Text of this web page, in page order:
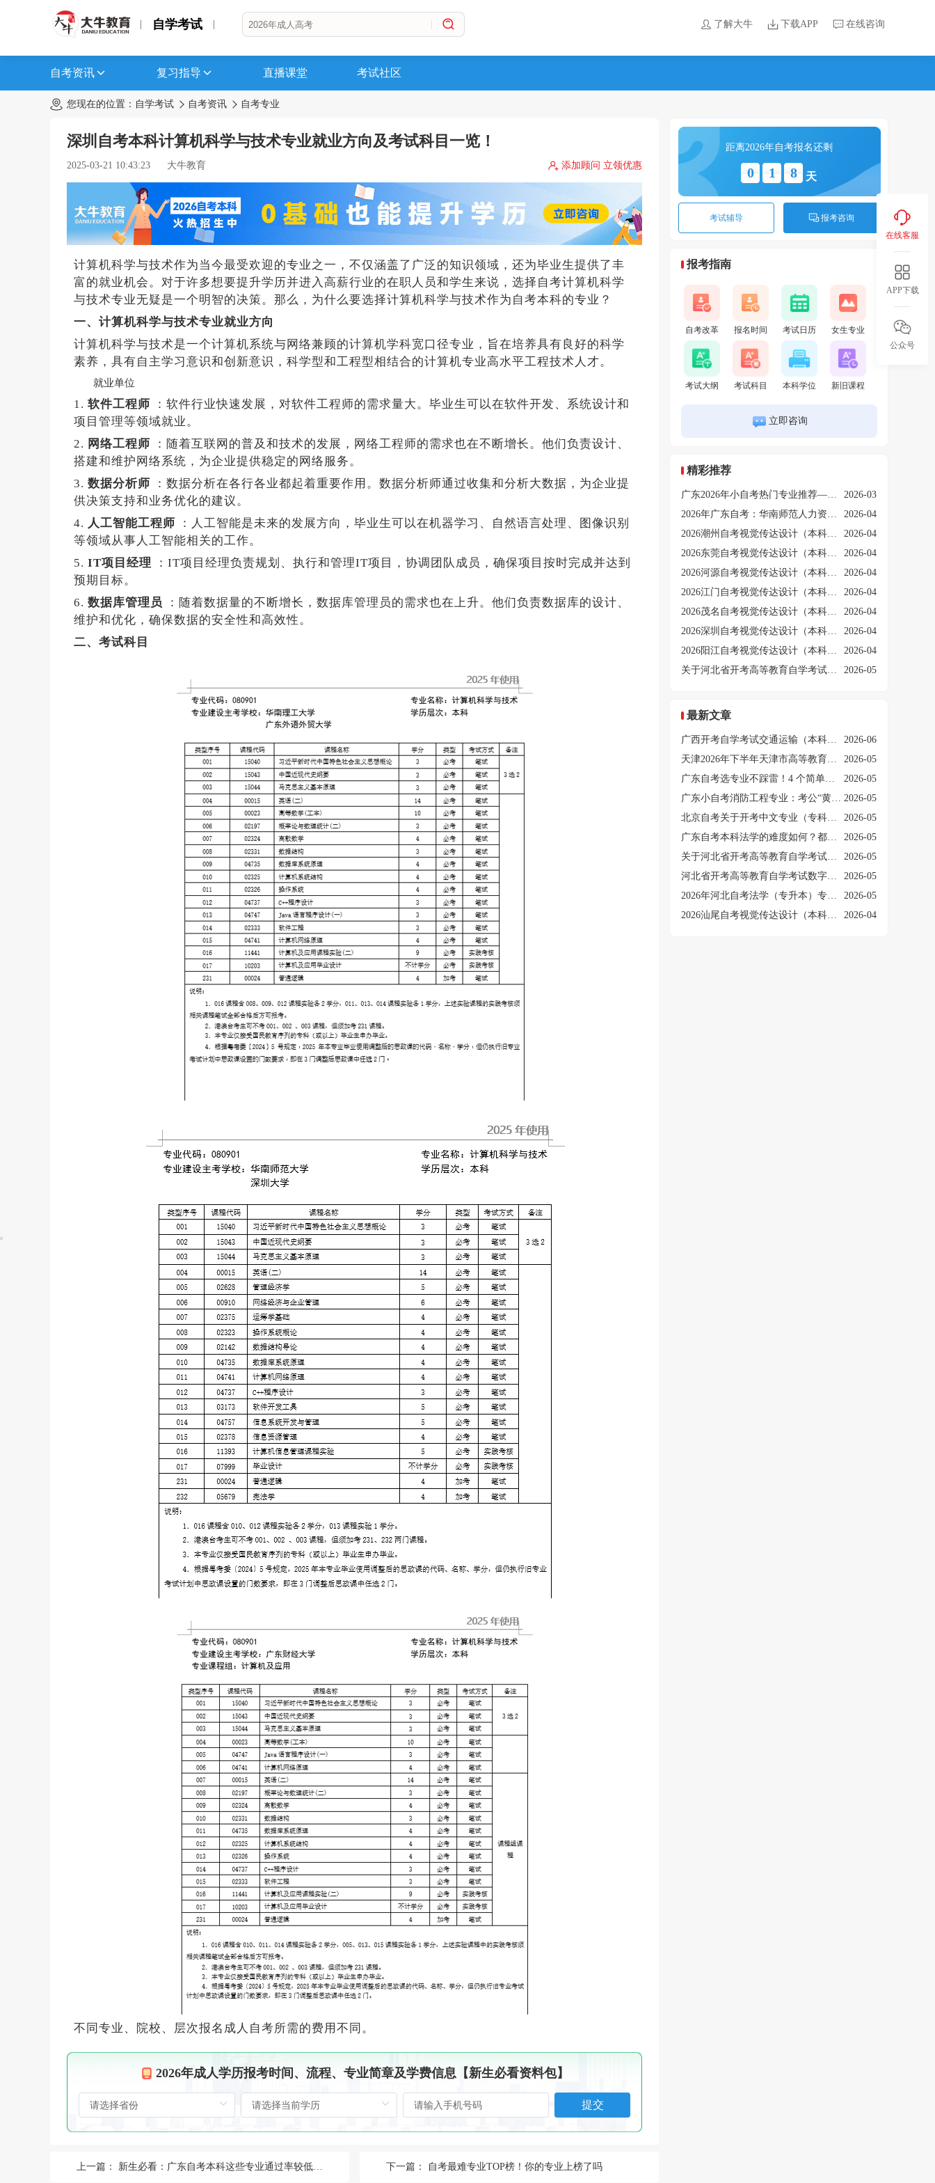
自学考试 了解大牛 下载APP 在线咨询
自考资讯 复习指导 直播课堂 考试社区
您现在的位置： 自学考试 自考资讯 自考专业
深圳自考本科计算机科学与技术专业就业方向及考试科目一览！
2025-03-21 10:43:23 大牛教育 添加顾问 立领优惠
计算机科学与技术作为当今最受欢迎的专业之一，不仅涵盖了广泛的知识领域，还为毕业生提供了丰
富的就业机会。对于许多想要提升学历并进入高薪行业的在职人员和学生来说，选择自考计算机科学
与技术专业无疑是一个明智的决策。那么，为什么要选择计算机科学与技术作为自考本科的专业？
一、计算机科学与技术专业就业方向
计算机科学与技术是一个计算机系统与网络兼顾的计算机学科宽口径专业，旨在培养具有良好的科学
素养，具有自主学习意识和创新意识，科学型和工程型相结合的计算机专业高水平工程技术人才。
就业单位
1. 软件工程师 ：软件行业快速发展，对软件工程师的需求量大。毕业生可以在软件开发、系统设计和
项目管理等领域就业。
2. 网络工程师 ：随着互联网的普及和技术的发展，网络工程师的需求也在不断增长。他们负责设计、
搭建和维护网络系统，为企业提供稳定的网络服务。
3. 数据分析师 ：数据分析在各行各业都起着重要作用。数据分析师通过收集和分析大数据，为企业提
供决策支持和业务优化的建议。
4. 人工智能工程师 ：人工智能是未来的发展方向，毕业生可以在机器学习、自然语言处理、图像识别
等领域从事人工智能相关的工作。
5. IT项目经理
：IT项目经理负责规划、执行和管理IT项目，协调团队成员，确保项目按时完成并达到
预期目标。
6. 数据库管理员
：随着数据量的不断增长，数据库管理员的需求也在上升。他们负责数据库的设计、
维护和优化，确保数据的安全性和高效性。
二、考试科目
不同专业、院校、层次报名成人自考所需的费用不同。
2026年成人学历报考时间、流程、专业简章及学费信息【新生必看资料包】
提交
上一篇： 新生必看：广东自考本科这些专业通过率较低，报考需谨慎！ 下一篇： 自考最难专业TOP榜！你的专业上榜了吗
距离2026年自考报名还剩
0 1 8 天
考试辅导 报考咨询
报考指南
自考改革 报名时间 考试日历 女生专业
考试大纲 考试科目 本科学位 新旧课程
立即咨询
精彩推荐
广东2026年小自考热门专业推荐——视觉传达设计本科！
2026-03
2026年广东自考：华南师范人力资源管理自考专业招生简章！
2026-04
2026潮州自考视觉传达设计（本科）课程介绍
2026-04
2026东莞自考视觉传达设计（本科）课程介绍
2026-04
2026河源自考视觉传达设计（本科）课程介绍
2026-04
2026江门自考视觉传达设计（本科）课程介绍
2026-04
2026茂名自考视觉传达设计（本科）课程介绍
2026-04
2026深圳自考视觉传达设计（本科）课程介绍
2026-04
2026阳江自考视觉传达设计（本科）课程介绍
2026-04
关于河北省开考高等教育自学考试环境工程（本科）专业的公告
2026-05
最新文章
广西开考自学考试交通运输（本科）专业的公告
2026-06
天津2026年下半年天津市高等教育自学考试专业一览表
2026-05
广东自考选专业不踩雷！4 个简单好考专业 + 科目搭配方案
2026-05
广东小自考消防工程专业：考公“黄金赛道”，免考数学英语 2026-05
北京自考关于开考中文专业（专科）的通知
2026-05
广东自考本科法学的难度如何？都考哪些科目？
2026-05
关于河北省开考高等教育自学考试环境工程（本科）专业的公告
2026-05
河北省开考高等教育自学考试数字媒体艺术（本科）专业的公告
2026-05
2026年河北自考法学（专升本）专业计划
2026-05
2026汕尾自考视觉传达设计（本科）课程介绍
2026-04
在线客服
APP下载
公众号